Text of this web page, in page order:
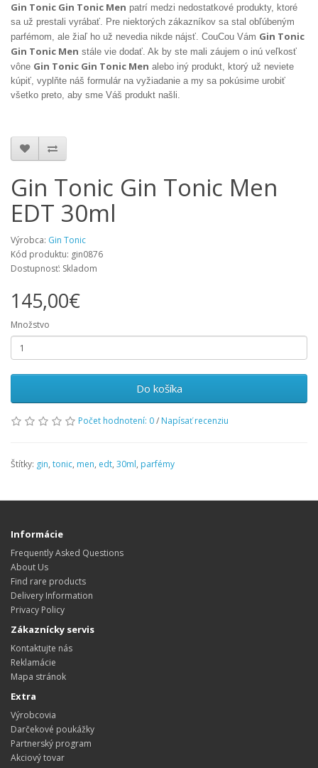
Gin Tonic Gin Tonic Men patrí medzi nedostatkové produkty, ktoré
sa už prestali vyrábať. Pre niektorých zákazníkov sa stal obľúbeným
parfémom, ale žiaľ ho už nevedia nikde nájsť. CouCou Vám Gin Tonic
Gin Tonic Men stále vie dodať. Ak by ste mali záujem o inú veľkosť
vône Gin Tonic Gin Tonic Men alebo iný produkt, ktorý už neviete
kúpiť, vyplňte náš formulár na vyžiadanie a my sa pokúsime urobiť
všetko preto, aby sme Váš produkt našli.
Gin Tonic Gin Tonic Men
EDT 30ml
Výrobca: Gin Tonic
Kód produktu: gin0876
Dostupnosť: Skladom
145,00€
Množstvo
Do košíka
Počet hodnotení: 0/ Napísať recenziu
Štítky: gin, tonic, men, edt, 30ml, parfémy
Informácie
Frequently Asked Questions
About Us
Find rare products
Delivery Information
Privacy Policy
Zákaznícky servis
Kontaktujte nás
Reklamácie
Mapa stránok
Extra
Výrobcovia
Darčekové poukážky
Partnerský program
Akciový tovar